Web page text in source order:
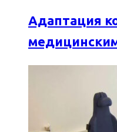
Адаптация